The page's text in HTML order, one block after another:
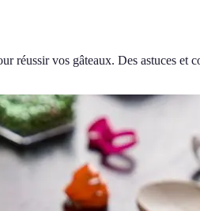
réussir vos gâteaux. Des astuces et